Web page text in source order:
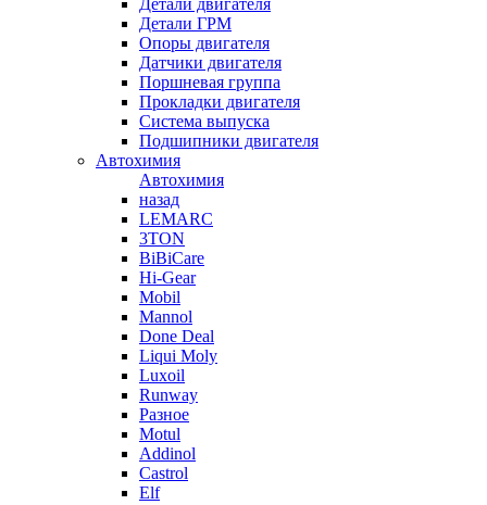
Детали двигателя
Детали ГРМ
Опоры двигателя
Датчики двигателя
Поршневая группа
Прокладки двигателя
Система выпуска
Подшипники двигателя
Автохимия
Автохимия
назад
LEMARC
3TON
BiBiCare
Hi-Gear
Mobil
Mannol
Done Deal
Liqui Moly
Luxoil
Runway
Разное
Motul
Addinol
Castrol
Elf